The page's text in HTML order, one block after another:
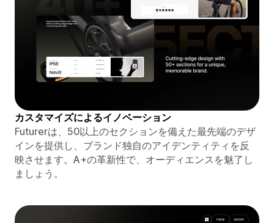
カスタマイズによるイノベーション
Futurerは、50以上のセクションを備えた最先端のデザ
インを提供し、ブランド独自のアイデンティティを反
映させます。A+の革新性で、オーディエンスを魅了し
ましょう。